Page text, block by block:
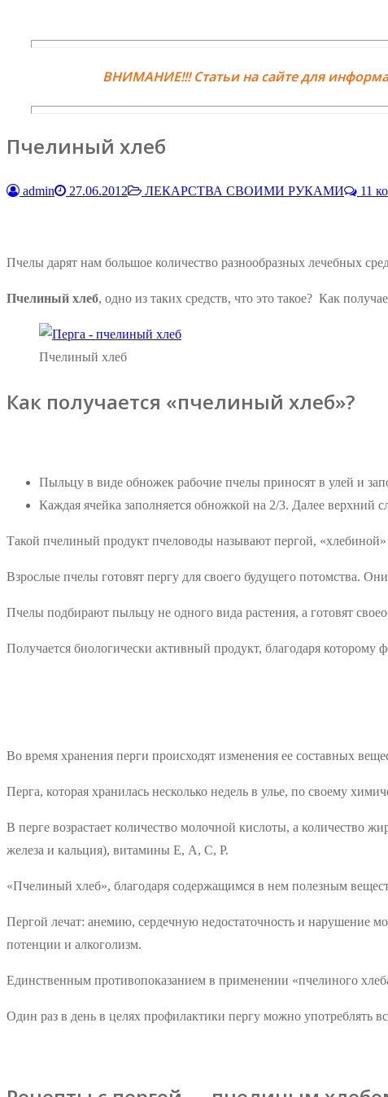
ВНИМАНИЕ!!! Статьи на сайте для
Пчелиный хлеб
admin 27.06.2012 ЛЕКАРСТВА СВОИМИ РУКАМИ 11
Пчелы дарят нам большое количество разнообразных лечебных
Пчелиный хлеб, одно из таких средств, что это такое? Как
Пчелиный хлеб
Как получается «пчелиный хлеб»?
Пыльцу в виде обножек рабочие пчелы приносят в улей и
Каждая ячейка заполняется обножкой на 2/3. Далее
Такой пчелиный продукт пчеловоды называют пергой,
Взрослые пчелы готовят пергу для своего будущего потомства.
Пчелы подбирают пыльцу не одного вида растения, а готовят
Получается биологически активный продукт, благодаря которому
Во время хранения перги происходят изменения ее составных
Перга, которая хранилась несколько недель в улье, по своему
В перге возрастает количество молочной кислоты, а
железа и кальция), витамины E, А, С, Р.
«Пчелиный хлеб», благодаря содержащимся в нем полезным
Пергой лечат: анемию, сердечную недостаточность и нарушение
потенции и алкоголизм.
Единственным противопоказанием в применении «пчелиного
Один раз в день в целях профилактики пергу можно употреблять